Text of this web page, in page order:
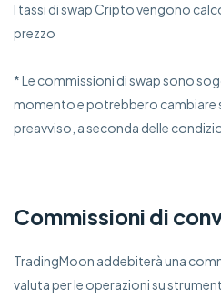
I tassi di swap Cripto vengono
prezzo
* Le commissioni di swap sono
momento e potrebbero cambiare
preavviso, a seconda delle
Commissioni di
TradingMoon addebiterà una
valuta per le operazioni su